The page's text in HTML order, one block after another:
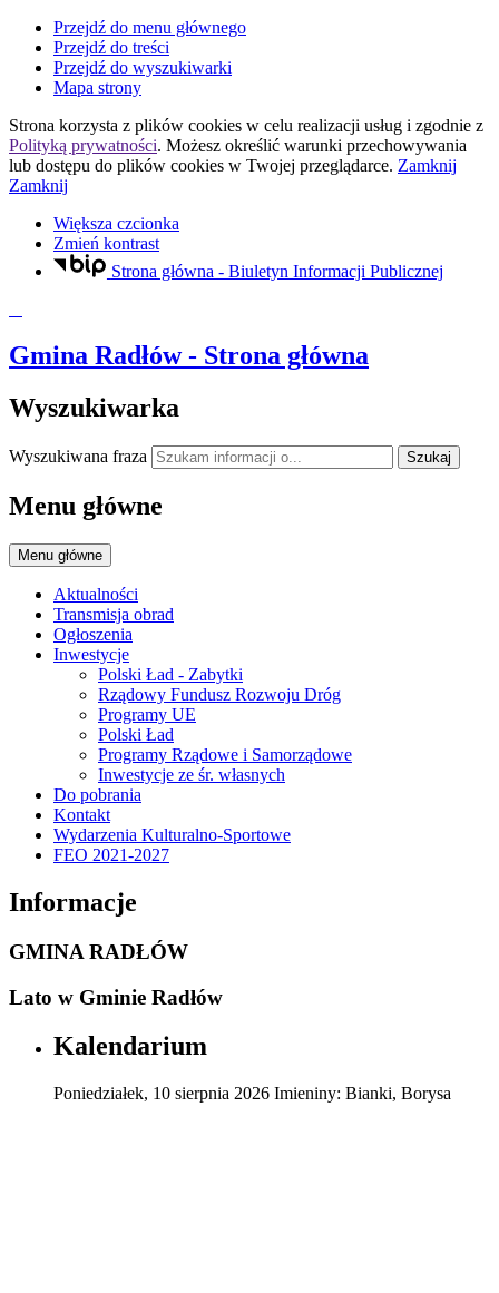
Przejdź do menu głównego
Przejdź do treści
Przejdź do wyszukiwarki
Mapa strony
Strona korzysta z plików cookies w celu realizacji usług i zgodnie z
Polityką prywatności. Możesz określić warunki przechowywania
lub dostępu do plików cookies w Twojej przeglądarce. Zamknij
Zamknij
Większa czcionka
Zmień kontrast
Strona główna - Biuletyn Informacji Publicznej
Gmina Radłów- Strona główna
Wyszukiwarka
Wyszukiwana fraza Szukaj
Menu główne
Menu główne
Aktualności
Transmisja obrad
Ogłoszenia
Inwestycje
Polski Ład - Zabytki
Rządowy Fundusz Rozwoju Dróg
Programy UE
Polski Ład
Programy Rządowe i Samorządowe
Inwestycje ze śr. własnych
Do pobrania
Kontakt
Wydarzenia Kulturalno-Sportowe
FEO 2021-2027
Informacje
GMINA RADŁÓW
Lato w Gminie Radłów
Kalendarium
Poniedziałek, 10 sierpnia 2026 Imieniny: Bianki, Borysa